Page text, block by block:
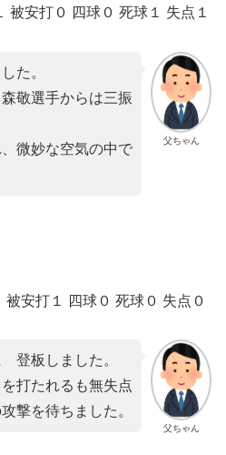
被安打０ 四球０ 死球１ 失点１
父ちゃん
た。
敬選手からは三振
微妙な空気の中で
安打１ 四球０ 死球０ 失点０
父ちゃん
登板しました。
打たれるも無失点
撃を待ちました。